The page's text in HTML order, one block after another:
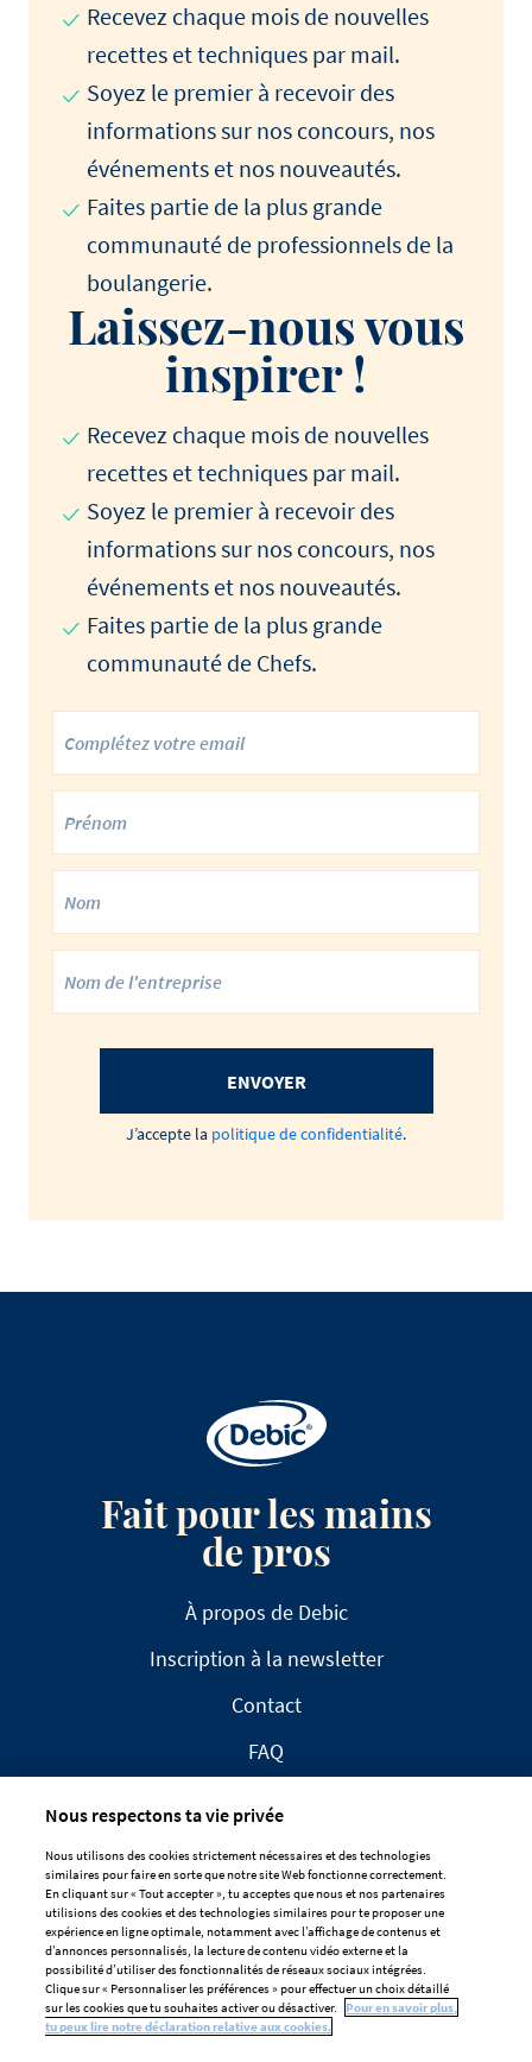
Recevez chaque mois de nouvelles
recettes et techniques par mail.
Soyez le premier à recevoir des
informations sur nos concours, nos
événements et nos nouveautés.
Faites partie de la plus grande
communauté de professionnels de la
boulangerie.
Laissez-nous vous
inspirer !
Recevez chaque mois de nouvelles
recettes et techniques par mail.
Soyez le premier à recevoir des
informations sur nos concours, nos
événements et nos nouveautés.
Faites partie de la plus grande
communauté de Chefs.
ENVOYER
J’accepte la politique de confidentialité.
Fait pour les mains
de pros
À propos de Debic
Inscription à la newsletter
Contact
FAQ
CLAUSE DE NON-RESPONSABILITÉ
DÉCLARATION DE CONFIDENTIALITÉ
POLITIQUE EN MATIÈRE DE COOKIES
Préférences De Cookies
Nous respectons ta vie privée
Nous utilisons des cookies strictement nécessaires et des technologies
similaires pour faire en sorte que notre site Web fonctionne correctement.
En cliquant sur « Tout accepter », tu acceptes que nous et nos partenaires
utilisions des cookies et des technologies similaires pour te proposer une
expérience en ligne optimale, notamment avec l’affichage de contenus et
d’annonces personnalisés, la lecture de contenu vidéo externe et la
possibilité d’utiliser des fonctionnalités de réseaux sociaux intégrées.
Clique sur « Personnaliser les préférences » pour effectuer un choix détaillé
sur les cookies que tu souhaites activer ou désactiver.
Pour en savoir plus,
tu peux lire notre déclaration relative aux cookies.